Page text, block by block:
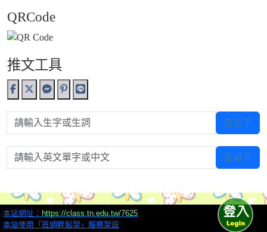
QRCode
推文工具
請輸入生字或生詞 查生字
請輸入英文單字或中文 查單字
本站網址： https://class.tn.edu.tw/7625
本站使用「班網輕鬆架」服務架設